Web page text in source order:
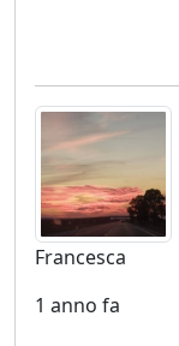
Francesca
1 anno fa